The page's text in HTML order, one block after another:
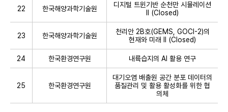
22 한국해양과학기술원
디지털 트윈기반 순천만 시뮬레이션
II (Closed)
23 한국해양과학기술원
천리안 2B호(GEMS, GOCI-2)의
현재와 미래 Ⅱ (Closed)
24 한국환경연구원 내륙습지의 AI 활용 연구
25 한국환경연구원
대기오염 배출원 공간 분포 데이터의
품질관리 및 활용 활성화를 위한 협
의체